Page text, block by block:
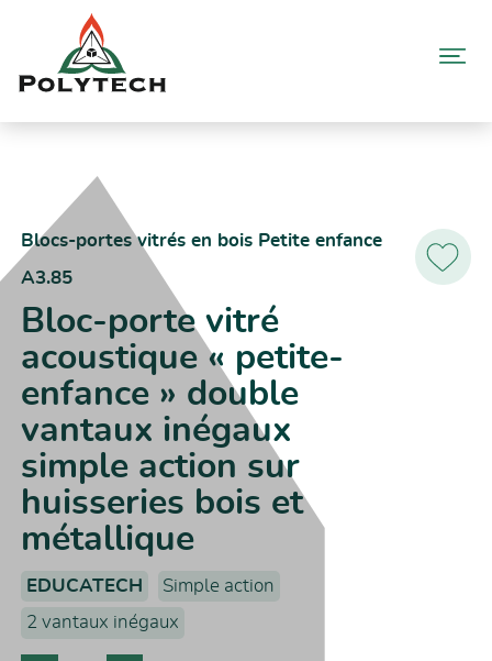
contenu
vantaux inégaux simple action sur huisseries bois et métallique
Ajoutez
Blocs-portes vitrés en bois Petite enfance
A3.85
Bloc-porte vitré
acoustique « petite-
enfance » double
vantaux inégaux
simple action sur
huisseries bois et
métallique
EDUCATECH
Simple action
2 vantaux inégaux